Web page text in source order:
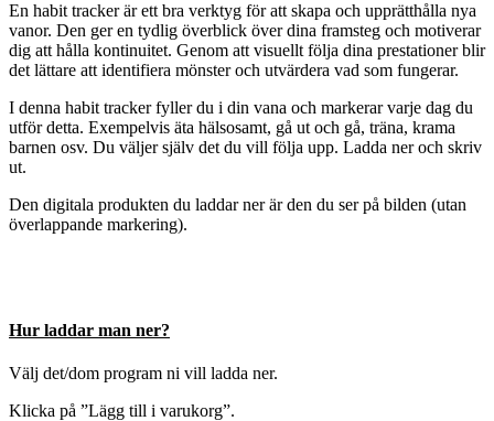
En habit tracker är ett bra verktyg för att skapa och upprätthålla nya
vanor. Den ger en tydlig överblick över dina framsteg och motiverar
dig att hålla kontinuitet. Genom att visuellt följa dina prestationer blir
det lättare att identifiera mönster och utvärdera vad som fungerar.
I denna habit tracker fyller du i din vana och markerar varje dag du
utför detta. Exempelvis äta hälsosamt, gå ut och gå, träna, krama
barnen osv. Du väljer själv det du vill följa upp. Ladda ner och skriv
ut.
Den digitala produkten du laddar ner är den du ser på bilden (utan
överlappande markering).
Hur laddar man ner?
Välj det/dom program ni vill ladda ner.
Klicka på ”Lägg till i varukorg”.